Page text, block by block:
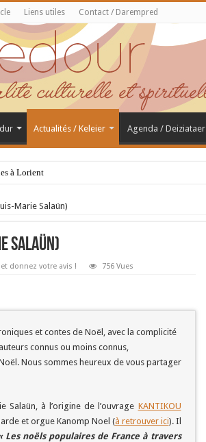
Liens utiles Contact / Darempred
Actualités / Keleier Agenda / Deiziataer
à Lorient
Marie Salaün)
Salaün)
et donnez votre avis ! 756 Vues
et contes de Noël, avec la complicité
connus ou moins connus,
Nous sommes heureux de vous partager
à l’origine de l’ouvrage KANTIKOU
et orgue Kanomp Noel (à retrouver ici). Il
Les noëls populaires de France à travers